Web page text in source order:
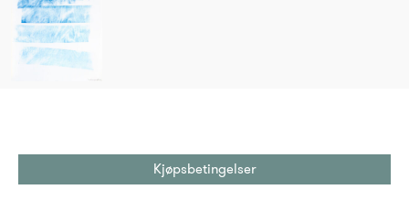
Kjøpsbetingelser